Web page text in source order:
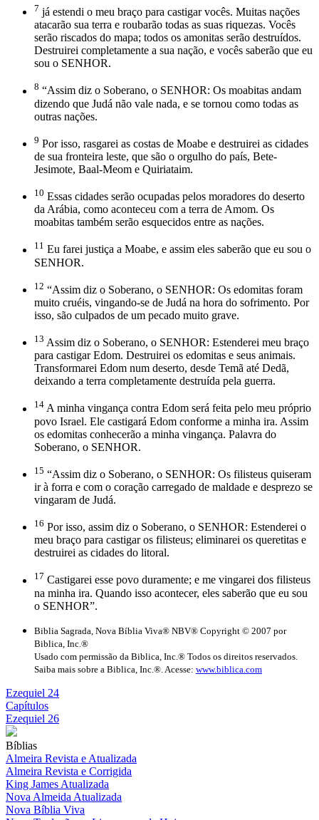
7 já estendi o meu braço para castigar vocês. Muitas nações
atacarão sua terra e roubarão todas as suas riquezas. Vocês
serão riscados do mapa; todos os amonitas serão destruídos.
Destruirei completamente a sua nação, e vocês saberão que eu
sou o SENHOR.
8 “Assim diz o Soberano, o SENHOR: Os moabitas andam
dizendo que Judá não vale nada, e se tornou como todas as
outras nações.
9 Por isso, rasgarei as costas de Moabe e destruirei as cidades
de sua fronteira leste, que são o orgulho do país, Bete-
Jesimote, Baal-Meom e Quiriataim.
10 Essas cidades serão ocupadas pelos moradores do deserto
da Arábia, como aconteceu com a terra de Amom. Os
moabitas também serão esquecidos entre as nações.
11 Eu farei justiça a Moabe, e assim eles saberão que eu sou o
SENHOR.
12 “Assim diz o Soberano, o SENHOR: Os edomitas foram
muito cruéis, vingando-se de Judá na hora do sofrimento. Por
isso, são culpados de um pecado muito grave.
13 Assim diz o Soberano, o SENHOR: Estenderei meu braço
para castigar Edom. Destruirei os edomitas e seus animais.
Transformarei Edom num deserto, desde Temã até Dedã,
deixando a terra completamente destruída pela guerra.
14 A minha vingança contra Edom será feita pelo meu próprio
povo Israel. Ele castigará Edom conforme a minha ira. Assim
os edomitas conhecerão a minha vingança. Palavra do
Soberano, o SENHOR.
15 “Assim diz o Soberano, o SENHOR: Os filisteus quiseram
ir à forra e com o coração carregado de maldade e desprezo se
vingaram de Judá.
16 Por isso, assim diz o Soberano, o SENHOR: Estenderei o
meu braço para castigar os filisteus; eliminarei os queretitas e
destruirei as cidades do litoral.
17 Castigarei esse povo duramente; e me vingarei dos filisteus
na minha ira. Quando isso acontecer, eles saberão que eu sou
o SENHOR”.
Biblia Sagrada, Nova Bíblia Viva® NBV® Copyright © 2007 por
Biblica, Inc.®
Usado com permissão da Biblica, Inc.® Todos os direitos reservados.
Saiba mais sobre a Biblica, Inc.®. Acesse: www.biblica.com
Ezequiel 24
Capítulos
Ezequiel 26
Bíblias
Almeira Revista e Atualizada
Almeira Revista e Corrigida
King James Atualizada
Nova Almeida Atualizada
Nova Bíblia Viva